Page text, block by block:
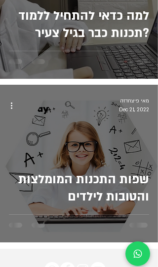
למה כדאי להתחיל ללמוד
תכנות כבר בגיל צעיר?
שפות התכנות המומלצות
והטובות לילדים
מאי פיצחדזה
Dec 21, 2022